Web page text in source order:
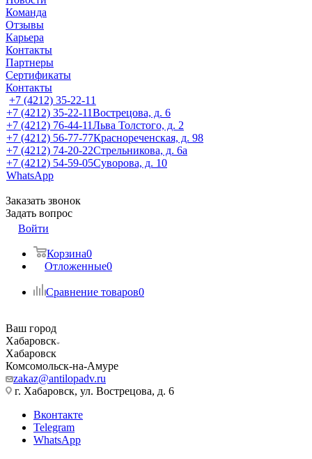
Команда
Отзывы
Карьера
Контакты
Партнеры
Сертификаты
Контакты
+7 (4212) 35-22-11
+7 (4212) 35-22-11Вострецова, д. 6
+7 (4212) 76-44-11Льва Толстого, д. 2
+7 (4212) 56-77-77Краснореченская, д. 98
+7 (4212) 74-20-22Стрельникова, д. 6а
+7 (4212) 54-59-05Суворова, д. 10
WhatsApp
Заказать звонок
Задать вопрос
Войти
Корзина0
Отложенные0
Сравнение товаров0
Ваш город
Хабаровск
Хабаровск
Комсомольск-на-Амуре
zakaz@antilopadv.ru
г. Хабаровск, ул. Вострецова, д. 6
Вконтакте
Telegram
WhatsApp